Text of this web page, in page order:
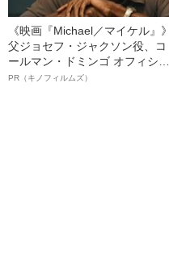
《映画『Michael／マイケル』》
父ジョセフ・ジャクソン役、コ
ールマン・ドミンゴ オフィシャ
ルインタビュー“観客を魅了した
PR（キノフィルムズ）